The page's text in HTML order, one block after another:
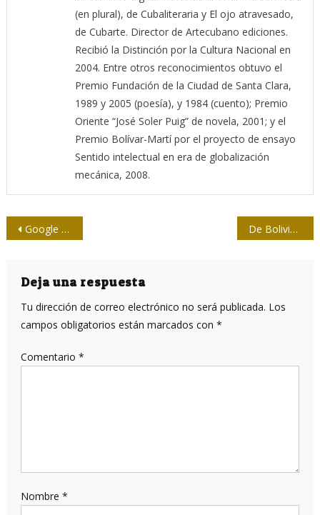
(en plural), de Cubaliteraria y El ojo atravesado,
de Cubarte. Director de Artecubano ediciones.
Recibió la Distinción por la Cultura Nacional en
2004. Entre otros reconocimientos obtuvo el
Premio Fundación de la Ciudad de Santa Clara,
1989 y 2005 (poesía), y 1984 (cuento); Premio
Oriente “José Soler Puig” de novela, 2001; y el
Premio Bolívar-Martí por el proyecto de ensayo
Sentido intelectual en era de globalización
mecánica, 2008.
Navegación
entradas
Google agregará un chat de inteligencia artificial a su buscador De Bolivia a Washington, la recompensa de Luis Almagro
Deja una respuesta
Tu dirección de correo electrónico no será publicada. Los
campos obligatorios están marcados con *
Comentario *
Nombre *